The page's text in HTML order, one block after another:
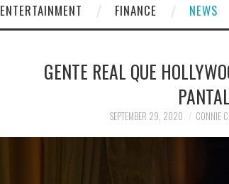
ENTERTAINMENT FINANCE NEWS
GENTE REAL QUE
SEPTEMBER 29, 2020 CONNIE